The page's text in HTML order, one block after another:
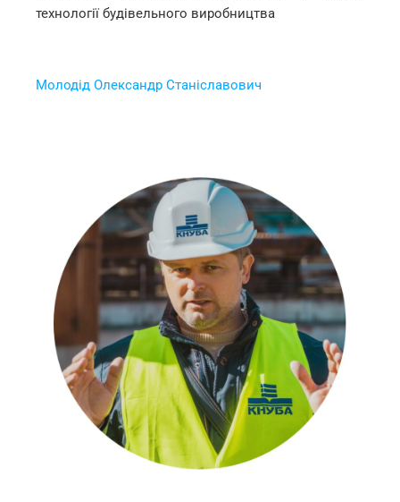
технології будівельного виробництва
Молодід Олександр Станіславович